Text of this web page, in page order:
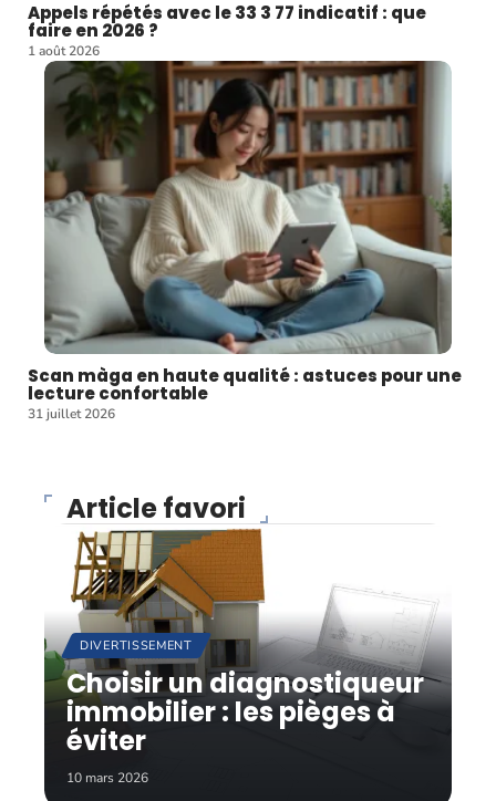
Appels répétés avec le 33 3 77 indicatif : que
faire en 2026 ?
1 août 2026
Scan màga en haute qualité : astuces pour une
lecture confortable
31 juillet 2026
Article favori
DIVERTISSEMENT
Choisir un diagnostiqueur
immobilier : les pièges à
éviter
10 mars 2026